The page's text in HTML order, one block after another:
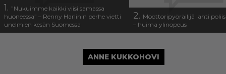
1. ”Nukuimme kaikki viisi samassa
huoneessa” – Renny Harlinin perhe vietti
unelmien kesän Suomessa
2. Moottoripyöräilijä lähti
– huima ylinopeus
ANNE KUKKOHOVI